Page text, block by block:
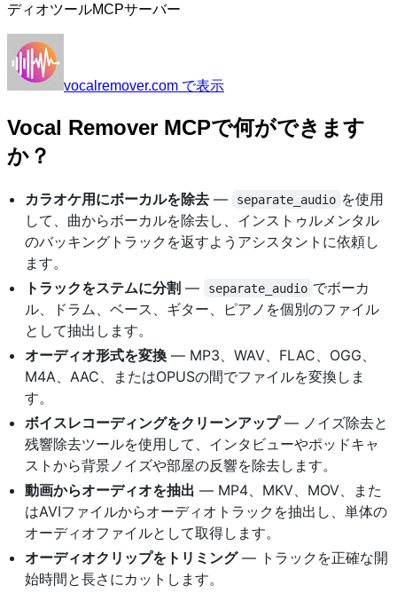
ディオツールMCPサーバー
vocalremover.com で表示
Vocal Remover MCPで何ができます
か？
カラオケ用にボーカルを除去 — separate_audio を使用
して、曲からボーカルを除去し、インストゥルメンタル
のバッキングトラックを返すようアシスタントに依頼し
ます。
トラックをステムに分割 — separate_audio でボーカ
ル、ドラム、ベース、ギター、ピアノを個別のファイル
として抽出します。
オーディオ形式を変換 — MP3、WAV、FLAC、OGG、
M4A、AAC、またはOPUSの間でファイルを変換しま
す。
ボイスレコーディングをクリーンアップ— ノイズ除去と
残響除去ツールを使用して、インタビューやポッドキャ
ストから背景ノイズや部屋の反響を除去します。
動画からオーディオを抽出 — MP4、MKV、MOV、また
はAVIファイルからオーディオトラックを抽出し、単体の
オーディオファイルとして取得します。
オーディオクリップをトリミング— トラックを正確な開
始時間と長さにカットします。